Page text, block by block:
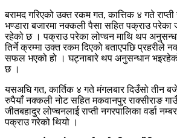
बरामद गरिएको उक्त रकम गत, कात्तिक ४ गते
भण्डारा बजारमा नक्कली पैसा सहित पक्राउ परेका
रहेको छ । पक्राउ परेका लोप्चन माथि थप
तिर्ने क्रम्मा उक्त रकम दिएको बताएपछि प्रहरीले
सफल भएको हो । घट्नाबारे थप अनुसन्धान
छ ।
यसअघि गत, कार्तिक ४ गते मंगलबार दिउँसो तीन
रुपैयाँ नक्कली नोट सहित मकवानपुर राक्सीराङ
जीतबहादुर लोप्चनलाई राप्ती नगरपालिका वर्डा
पक्राउ गरेको थियो ।